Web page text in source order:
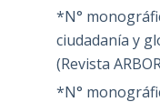
*N°
ciudadanía y
(Revista
*N°